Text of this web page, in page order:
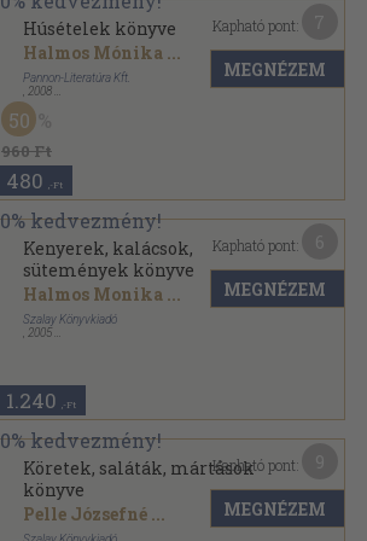
Húsételek könyve
Halmos Mónika ...
Pannon-Literatúra Kft.
2008
Fűzött kemény papírkötés
Mesteri ízek mindenkinek sorozat
960 Ft
50
480 ,-Ft
Kapható pont:
MEGNÉZEM
Kenyerek, kalácsok,
sütemények könyve
Halmos Monika ...
Szalay Könyvkiadó
2005
1.240 ,-Ft
Kapható pont:
MEGNÉZEM
Köretek, saláták, mártások
könyve
Pelle Józsefné ...
Kapható pont:
MEGNÉZEM